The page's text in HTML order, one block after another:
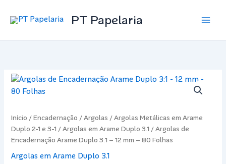
PT Papelaria
Início /Encadernação /Argolas /Argolas Metálicas em Arame
Duplo 2-1 e 3-1 /Argolas em Arame Duplo 3.1 / Argolas de
Encadernação Arame Duplo 3:1 – 12 mm – 80 Folhas
Argolas em Arame Duplo 3.1